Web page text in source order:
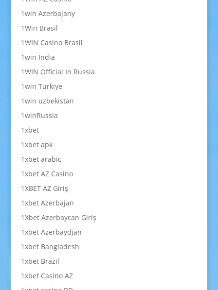
1win Azerbajany
1Win Brasil
1WIN Casino Brasil
1win India
1WIN Official In Russia
1win Turkiye
1win uzbekistan
1winRussia
1xbet
1xbet apk
1xbet arabic
1xbet AZ Casino
1XBET AZ Giriş
1xbet Azerbajan
1Xbet Azerbaycan Giriş
1xbet Azerbaydjan
1xbet Bangladesh
1xbet Brazil
1xbet Casino AZ